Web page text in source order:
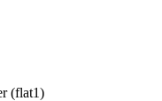
(flat1)